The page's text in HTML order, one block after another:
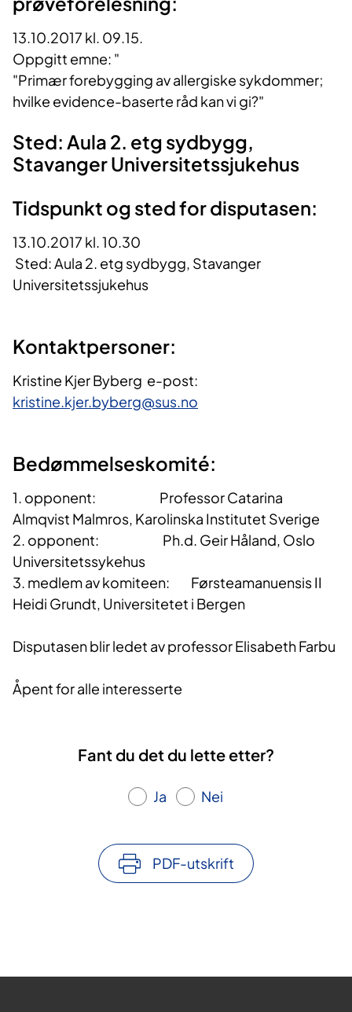
13.10.2017 kl. 09.15.
Oppgitt emne: "
"Primær forebygging av allergiske sykdommer;
hvilke evidence-baserte råd kan vi gi?"
Sted: Aula 2. etg sydbygg,
Stavanger Universitetssjukehus
Tidspunkt og sted for disputasen:
13.10.2017 kl. 10.30
Sted: Aula 2. etg sydbygg, Stavanger
Universitetssjukehus
Kontaktpersoner:
Kristine Kjer Byberg e-post:
kristine.kjer.byberg@sus.no
Bedømmelseskomité:
1. opponent: Professor Catarina
Almqvist Malmros, Karolinska Institutet Sverige
2. opponent: Ph.d. Geir Håland, Oslo
Universitetssykehus
3. medlem av komiteen: Førsteamanuensis II
Heidi Grundt, Universitetet i Bergen
Disputasen blir ledet av professor Elisabeth Farbu
Åpent for alle interesserte
Fant du det du lette etter?
Ja Nei
PDF-utskrift